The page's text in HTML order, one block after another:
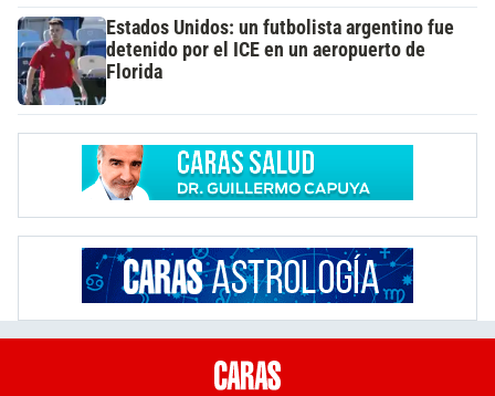
Estados Unidos: un futbolista argentino fue
detenido por el ICE en un aeropuerto de
Florida